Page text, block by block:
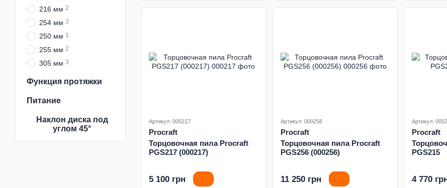
Артикул: 000217
Procraft
Торцовочная пила Procraft
PGS217 (000217)
5 100 грн
Артикул: 000256
Procraft
Торцовочная пила Procraft
PGS256 (000256)
11 250 грн
Артикул:
Procraft
PGS215
4 770
216 мм 2
254 мм 3
250 мм 1
255 мм 2
305 мм 3
Функция протяжки
Питание
Наклон диска под
углом 45°